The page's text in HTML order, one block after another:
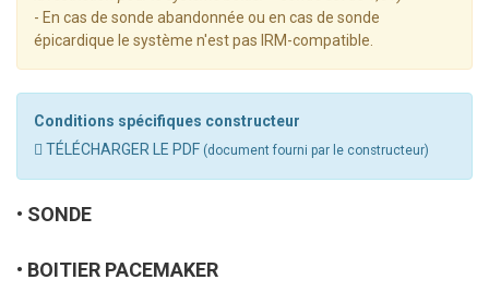
- En cas de sonde abandonnée ou en cas de sonde
épicardique le système n'est pas IRM-compatible.
Conditions spécifiques constructeur
TÉLÉCHARGER LE PDF (document fourni par le constructeur)
SONDE
BOITIER PACEMAKER